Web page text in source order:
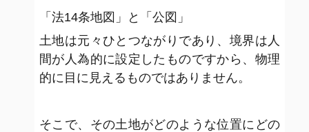
「法14条地図」と「公図」
土地は元々ひとつながりであり、境界は人
間が人為的に設定したものですから、物理
的に目に見えるものではありません。
そこで、その土地がどのような位置にどの